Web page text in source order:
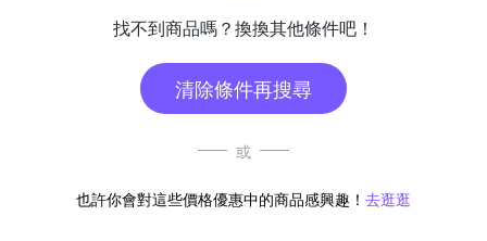
找不到商品嗎？換換其他條件吧！
清除條件再搜尋
或
也許你會對這些價格優惠中的商品感興趣！ 去逛逛